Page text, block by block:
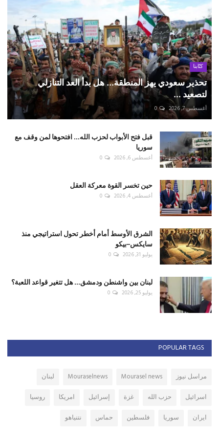
كتّابنا
تحذير سعودي يهز المنطقة... هل بدأ العد التنازلي
لتصعيد ...
أغسطس 7, 2026 0
قبل فتح الأبواب لحزب الله... افتحوها لمن وقف مع
سوريا
أغسطس 6, 2026 0
حين تخسر القوة معركة العقل
أغسطس 4, 2026 0
الشرق الأوسط أمام أخطر تحول استراتيجي منذ
سايكس–بيكو
يوليو 31, 2026 0
لبنان بين واشنطن ودمشق... هل تتغير قواعد اللعبة؟
يوليو 25, 2026 0
POPULAR TAGS
مراسل نيوز Mourasel news
Mouraselnews
لبنان
اسرائيل
حزب الله غزة إسرائيل امريكا
روسيا
ايران
سوريا فلسطين حماس نتنياهو